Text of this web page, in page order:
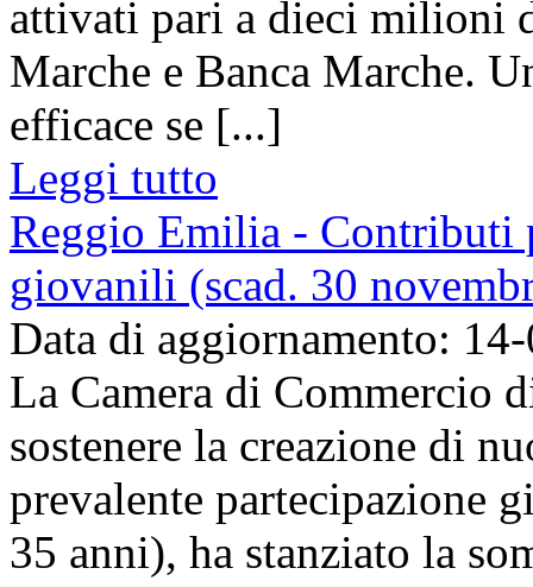
attivati pari a dieci milioni
Marche e Banca Marche.
efficace se [...]
Leggi tutto
Reggio Emilia - Contributi
giovanili (scad. 30
Data di aggiornamento:
La Camera di Commercio
sostenere la creazione di
prevalente partecipazione
35 anni), ha stanziato la